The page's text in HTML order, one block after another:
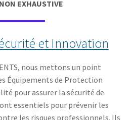
EXHAUSTIVE
et Innovation
nous mettons un point
Équipements de Protection
pour assurer la sécurité de
essentiels pour prévenir les
les risques professionnels. Ils